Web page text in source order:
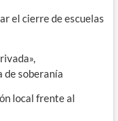
el cierre de escuelas
soberanía
local frente al